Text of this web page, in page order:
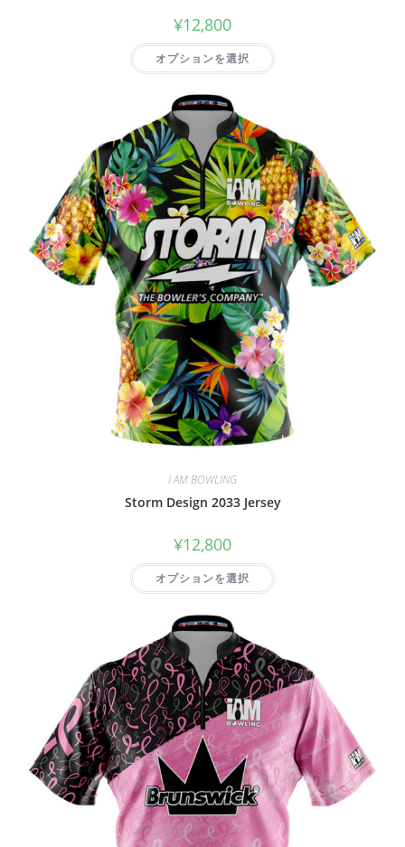
¥12,800
オプションを選択
I AM BOWLING
Storm Design 2033 Jersey
¥12,800
オプションを選択